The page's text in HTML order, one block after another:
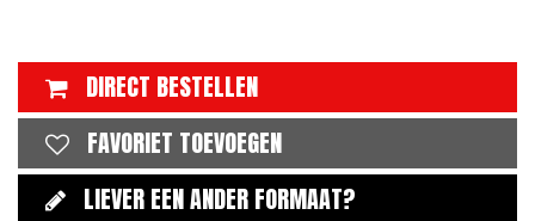
DIRECT BESTELLEN
FAVORIET TOEVOEGEN
LIEVER EEN ANDER FORMAAT?